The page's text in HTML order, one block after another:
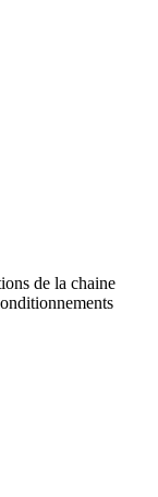
de la chaine